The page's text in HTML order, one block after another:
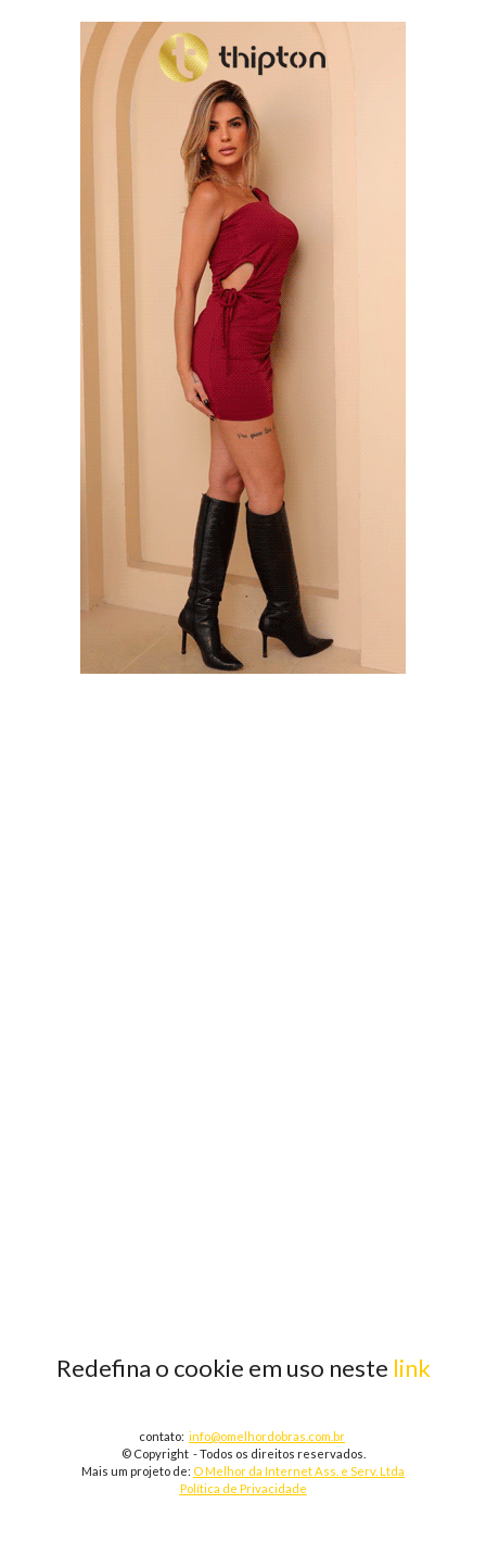
Redefina o cookie em uso neste link
contato: info@omelhordobras.com.br
© Copyright - Todos os direitos reservados.
Mais um projeto de: O Melhor da Internet Ass. e Serv. Ltda
Política de Privacidade